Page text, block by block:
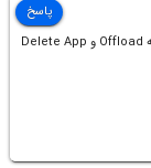
چرا تو قسمت iPhone Storage گزینه Offload و Delete App
پاسخ